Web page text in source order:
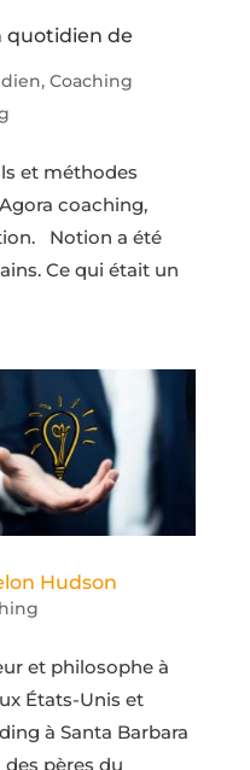
quotidien de
, Coaching
et méthodes
coaching,
Notion a été
Ce qui était un
Hudson
et philosophe à
États-Unis et
à Santa Barbara
pères du